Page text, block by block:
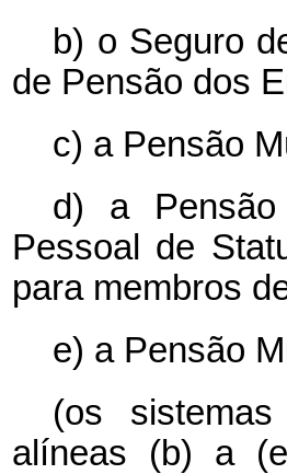
b) o Seguro
de Pensão dos
c) a Pensão
d) a Pensão
Pessoal de
para membros
e) a Pensão
(os
alíneas (b) a